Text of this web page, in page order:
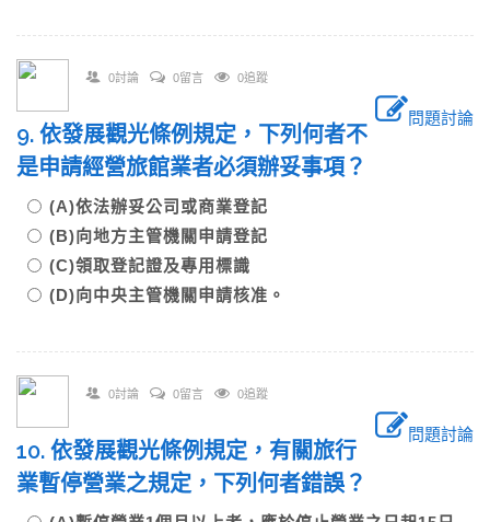
0討論 0留言 0追蹤
問題討論
9. 依發展觀光條例規定，下列何者不
是申請經營旅館業者必須辦妥事項？
(A)依法辦妥公司或商業登記
(B)向地方主管機關申請登記
(C)領取登記證及專用標識
(D)向中央主管機關申請核准。
0討論 0留言 0追蹤
問題討論
10. 依發展觀光條例規定，有關旅行
業暫停營業之規定，下列何者錯誤？